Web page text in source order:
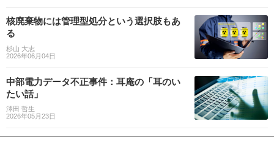
核廃棄物には管理型処分という選択肢もあ
る
杉山 大志
2026年06月04日
中部電力データ不正事件：耳庵の「耳のい
たい話」
澤田 哲生
2026年05月23日